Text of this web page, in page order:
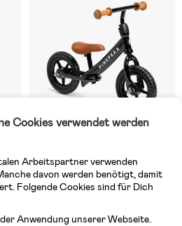
Auf Lager
Cookies verwendet werden
Arbeitspartner verwenden
davon werden benötigt, damit
Folgende Cookies sind für Dich
Anwendung unserer Webseite.